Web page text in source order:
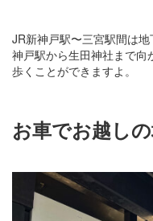
JR新神戸駅〜三宮駅間は
神戸駅から生田神社まで向
歩くことができますよ。
お車でお越し